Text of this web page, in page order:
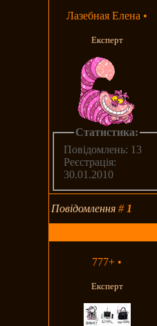
Лазебная Елена •
Експерт
Статистика:
Повідомлень: 13
Реєстрація:
30.01.2010
Повідомлення# 1
777+ •
Експерт